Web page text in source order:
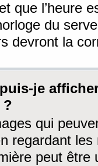
que l’heure
du
devront la
je
?
qui
regardant
peut être